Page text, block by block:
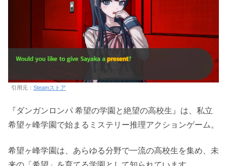
引用元： Steamストア
『ダンガンロンパ 希望の学園と絶望の高校生』は、私立
希望ヶ峰学園で始まるミステリー推理アクションゲーム。
希望ヶ峰学園は、あらゆる分野で一流の高校生を集め、未